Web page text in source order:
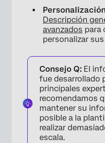
Descripción
avanzados para
personalizar
Consejo Q: El
fue desarrollado
principales
recomendamos
mantener su
posible a la
realizar
escala.